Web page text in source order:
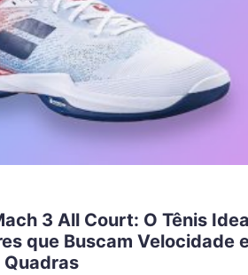
3 All Court: O Tênis
que Buscam Velocidade